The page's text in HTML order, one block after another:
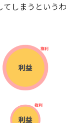
てしまうというわ